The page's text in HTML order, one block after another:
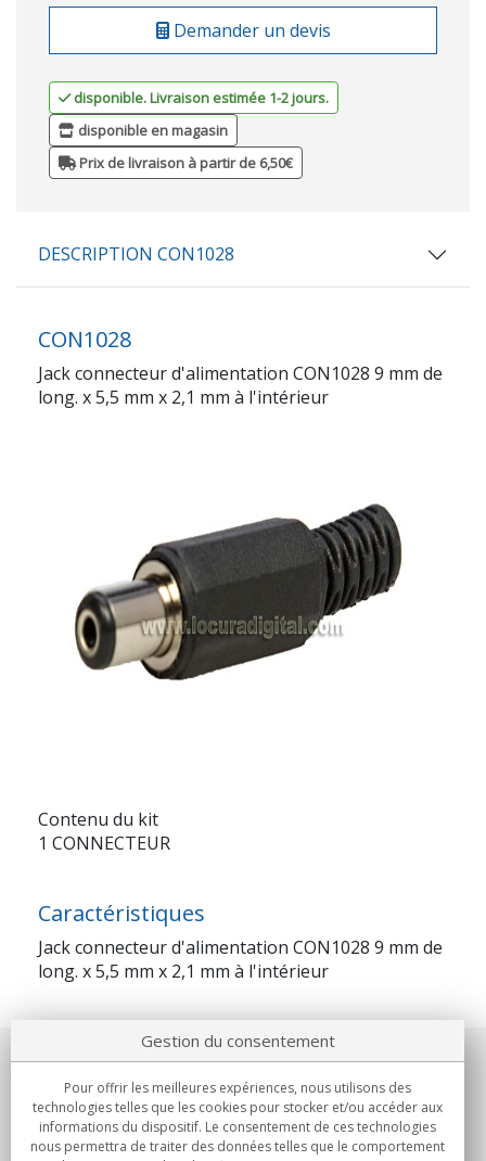
Demander un devis
disponible. Livraison estimée 1-2 jours.
disponible en magasin
Prix de livraison à partir de 6,50€
DESCRIPTION CON1028
CON1028
Jack connecteur d'alimentation CON1028 9 mm de
long. x 5,5 mm x 2,1 mm à l'intérieur
Contenu du kit
1 CONNECTEUR
Caractéristiques
Jack connecteur d'alimentation CON1028 9 mm de
long. x 5,5 mm x 2,1 mm à l'intérieur
Notre société
Engagements
Gestion du consentement
Pour offrir les meilleures expériences, nous utilisons des
technologies telles que les cookies pour stocker et/ou accéder aux
informations du dispositif. Le consentement de ces technologies
nous permettra de traiter des données telles que le comportement